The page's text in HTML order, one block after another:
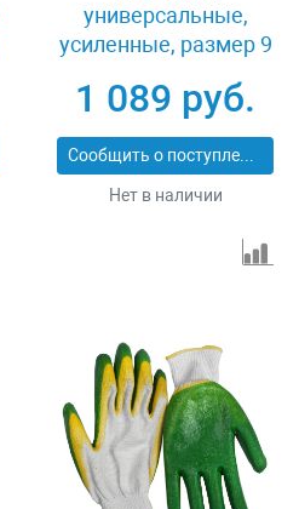
универсальные,
усиленные, размер 9
1 089 руб.
Сообщить о поступлении
Нет в наличии